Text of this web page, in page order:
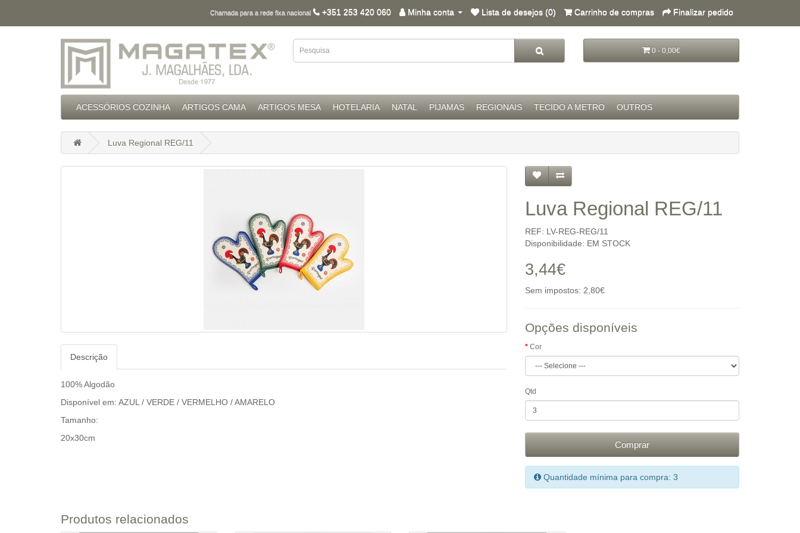
Chamada para a rede fixa nacional +351 253 420 060 Minha conta Lista de desejos (0) Carrinho de compras Finalizar pedido
0 - 0,00€
ACESSÓRIOS COZINHA ARTIGOS CAMA ARTIGOS MESA HOTELARIA NATAL PIJAMAS REGIONAIS TECIDO A METRO OUTROS
Luva Regional REG/11
Descrição
100% Algodão
Disponível em: AZUL / VERDE / VERMELHO / AMARELO
Tamanho:
20x30cm
Luva Regional REG/11
REF: LV-REG-REG/11
Disponibilidade: EM STOCK
3,44€
Sem impostos: 2,80€
Opções disponíveis
Cor
Qtd
Comprar
Quantidade mínima para compra: 3
Produtos relacionados